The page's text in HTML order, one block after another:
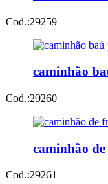
Cod.:29259
caminhão
Cod.:29260
caminhão
Cod.:29261